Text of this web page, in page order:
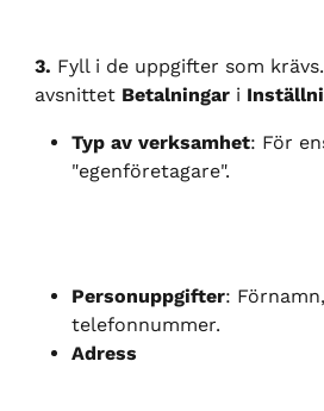
3. Fyll i de uppgifter som
avsnittet Betalningar i
Typ av verksamhet: För
"egenföretagare".
Personuppgifter:
telefonnummer.
Adress